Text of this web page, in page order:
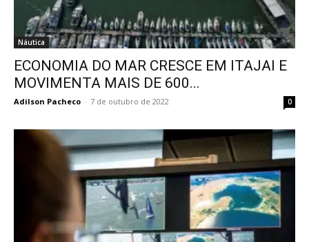
Náutica
ECONOMIA DO MAR CRESCE EM ITAJAI E
MOVIMENTA MAIS DE 600...
Adilson Pacheco - 7 de outubro de 2022 0